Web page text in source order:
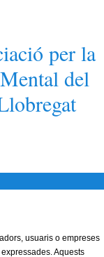
per la
del
usuaris o empreses
Aquests